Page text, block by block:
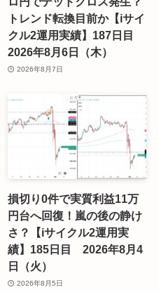
トレンド転換目前か【iサイ
クル2運用実績】187日目
2026年8月6日（木）
2026年8月7日
損切り0件で実質利益11万
円台へ回復！嵐の後の静け
さ？【iサイクル2運用実
績】185日目 2026年8月4
日（火）
2026年8月5日